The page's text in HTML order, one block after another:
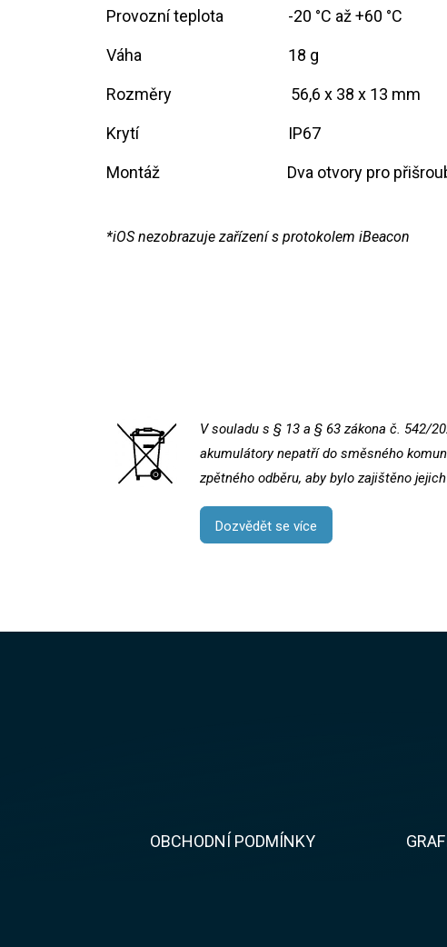
Provozní teplota ​-20 °C až +60 °C
Váha ​18 g
Rozměry ​56,6 x 38 x 13 mm
Krytí ​IP67
Montáž ​Dva otvory pro
*iOS nezobrazuje zařízení s protokolem iBeacon
V souladu s § 13 a § 63 zákona č. 542/
akumulátory nepatří do směsného
zpětného odběru, aby bylo zajištěno
Dozvědět se více
​​OBCHODNÍ PODMÍNKY